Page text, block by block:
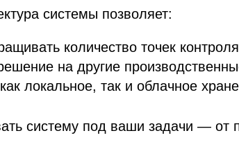
системы позволяет:
количество точек
на другие
локальное, так и облачное
систему под ваши задачи — от